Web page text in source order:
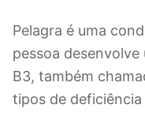
Pelagra é uma
pessoa
B3, também
tipos de